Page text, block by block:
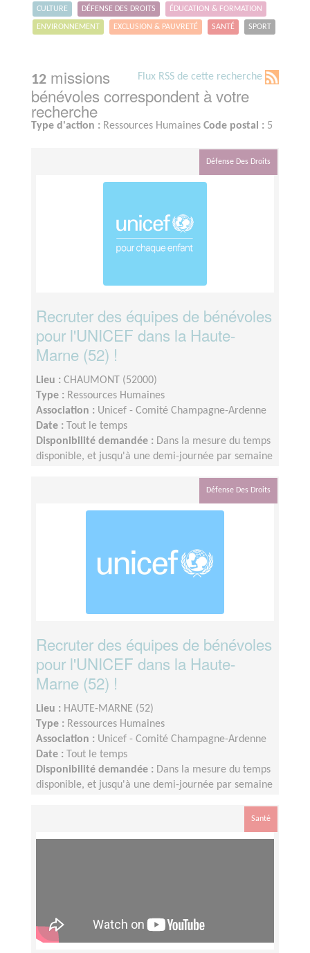
CULTURE DÉFENSE DES DROITS ÉDUCATION & FORMATION
ENVIRONNEMENT EXCLUSION & PAUVRETÉ SANTÉ SPORT
Flux RSS de cette recherche
12 missions
bénévoles correspondent à votre
recherche
Type d'action : Ressources Humaines Code postal : 5
Défense Des Droits
Recruter des équipes de bénévoles
pour l'UNICEF dans la Haute-
Marne (52) !
Lieu : CHAUMONT (52000)
Type : Ressources Humaines
Association : Unicef - Comité Champagne-Ardenne
Date :
Tout le temps
Disponibilité demandée : Dans la mesure du temps
disponible, et jusqu'à une demi-journée par semaine
Défense Des Droits
Recruter des équipes de bénévoles
pour l'UNICEF dans la Haute-
Marne (52) !
Lieu : HAUTE-MARNE (52)
Type : Ressources Humaines
Association : Unicef - Comité Champagne-Ardenne
Date :
Tout le temps
Disponibilité demandée : Dans la mesure du temps
disponible, et jusqu'à une demi-journée par semaine
Santé